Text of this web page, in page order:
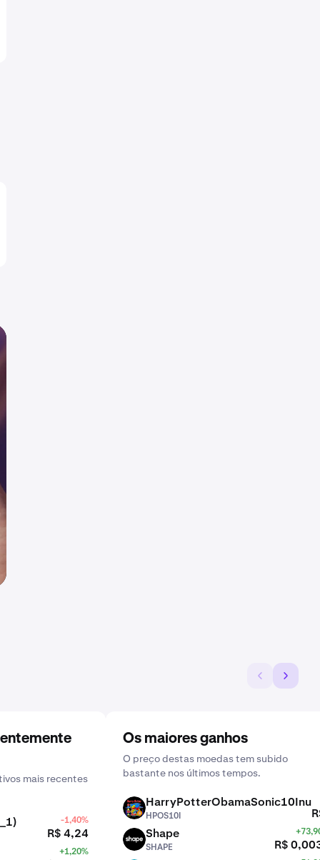
mais recentes
-1,40%
R$ 4,24
+1,20%
Os maiores ganhos
O preço destas moedas tem subido
bastante nos últimos tempos.
HPOS10I HarryPotterObamaSonic10Inu
HPOS10I
SHAPE Shape
SHAPE
R$